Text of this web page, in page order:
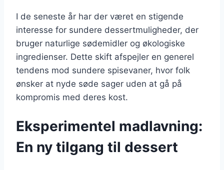
I de seneste år har der været en stigende
interesse for sundere dessertmuligheder, der
bruger naturlige sødemidler og økologiske
ingredienser. Dette skift afspejler en generel
tendens mod sundere spisevaner, hvor folk
ønsker at nyde søde sager uden at gå på
kompromis med deres kost.
Eksperimentel madlavning:
En ny tilgang til dessert